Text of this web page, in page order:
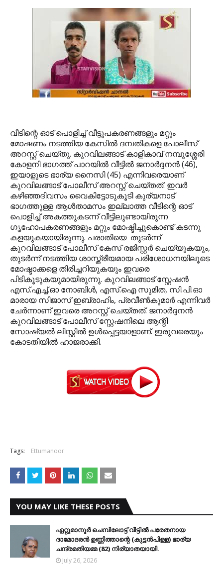
വീടിന്റെ ഓട് പൊളിച്ച് വീട്ടുപകരണങ്ങളും മറ്റും
മോഷണം നടത്തിയ കേസില്‍ ദമ്പതികളെ പോലീസ്
അറസ്റ്റ് ചെയ്തു. കുറവിലങ്ങാട് കാളികാവ് നമ്പൂശ്ശേരി
കോളനി ഭാഗത്ത് പാറയില്‍ വീട്ടില്‍ ജനാര്‍ദ്ദനന്‍ (46),
ഇയാളുടെ ഭാര്യ നൈസി (45) എന്നിവരെയാണ്
കുറവിലങ്ങാട് പോലീസ് അറസ്റ്റ് ചെയ്തത്. ഇവര്‍
കഴിഞ്ഞദിവസം വൈകിട്ടോടുകൂടി കുര്യനാട്
ഭാഗത്തുള്ള ആള്‍താമസം ഇല്ലാത്ത വീടിന്റെ ഓട്
പൊളിച്ച് അകത്തുകടന്ന് വീട്ടിലുണ്ടായിരുന്ന
ഗൃഹോപകരണങ്ങളും മറ്റും മോഷ്ടിച്ചുകൊണ്ട് കടന്നു
കളയുകയായിരുന്നു. പരാതിയെ തുടര്‍ന്ന്
കുറവിലങ്ങാട് പോലീസ് കേസ് രജിസ്റ്റര്‍ ചെയ്യുകയും,
തുടര്‍ന്ന് നടത്തിയ ശാസ്ത്രീയമായ പരിശോധനയിലൂടെ
മോഷ്ടാക്കളെ തിരിച്ചറിയുകയും ഇവരെ
പിടികൂടുകയുമായിരുന്നു. കുറവിലങ്ങാട് സ്റ്റേഷന്‍
എസ്.എച്ച്.ഓ നോബിള്‍, എസ്.ഐ സുമിത, സി.പി.ഓ
മാരായ സിജാസ് ഇബ്രാഹിം, പ്രവീണ്‍കുമാര്‍ എന്നിവര്‍
ചേര്‍ന്നാണ് ഇവരെ അറസ്റ്റ് ചെയ്തത്. ജനാര്‍ദ്ദനന്‍
കുറവിലങ്ങാട് പോലീസ് സ്റ്റേഷനിലെ ആന്റി
സോഷ്യല്‍ ലിസ്റ്റില്‍ ഉള്‍പ്പെട്ടയാളാണ്. ഇരുവരെയും
കോടതിയില്‍ ഹാജരാക്കി.
Tags: Ettumanoor
YOU MAY LIKE THESE POSTS
ഏറ്റുമാനൂര്‍ ചെമ്പിലോട്ട് വീട്ടില്‍ പരേതനായ
ദാമോദരന്‍ ഉണ്ണിത്താന്റെ (കുട്ടന്‍പിള്ള) ഭാര്യ
ചന്ദ്രമതിയമ്മ (82) നിര്യാതയായി.
July 26, 2026